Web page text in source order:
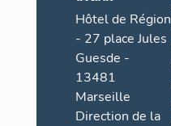
Hôtel de Région
- 27 place Jules
Guesde -
13481
Marseille
Direction de la